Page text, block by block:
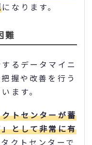
になります。
難
るデータマイニ
握や改善を行う
ます。
トセンターが蓄
として非常に有
クトセンターで